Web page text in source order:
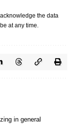
the data
at any time.
in general